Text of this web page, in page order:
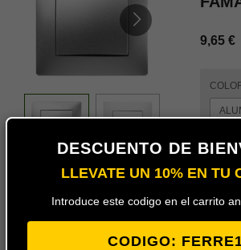
9,65 €
Pulsador
DESCUENTO DE
LLEVATE UN 10% EN TU
Introduce este codigo en el carrito
CODIGO: